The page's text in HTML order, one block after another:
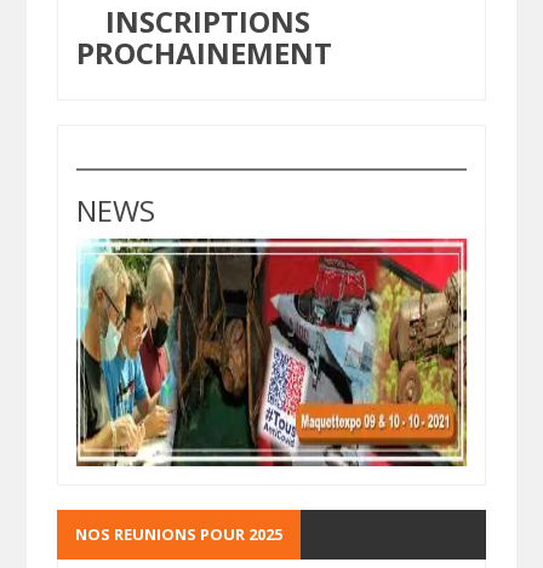
INSCRIPTIONS
PROCHAINEMENT
NEWS
NOS REUNIONS POUR 2025